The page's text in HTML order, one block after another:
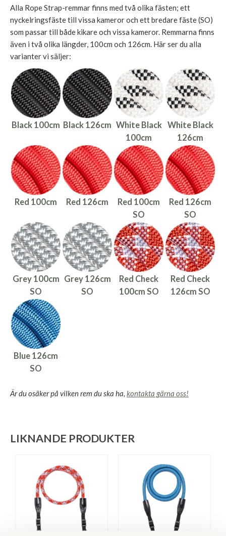
Alla Rope Strap-remmar finns med två olika fästen; ett
nyckelringsfäste till vissa kameror och ett bredare fäste (SO)
som passar till både kikare och vissa kameror. Remmarna finns
även i två olika längder, 100cm och 126cm. Här ser du alla
varianter vi säljer:
Black 100cm Black 126cm White Black
100cm
White Black
126cm
Red 100cm Red 126cm
Red 100cm
SO
Red 126cm
SO
Grey 100cm
SO
Grey 126cm
SO
Red Check
100cm SO
Red Check
126cm SO
Blue 126cm
SO
Är du osäker på vilken rem du ska ha, kontakta gärna oss!
LIKNANDE PRODUKTER